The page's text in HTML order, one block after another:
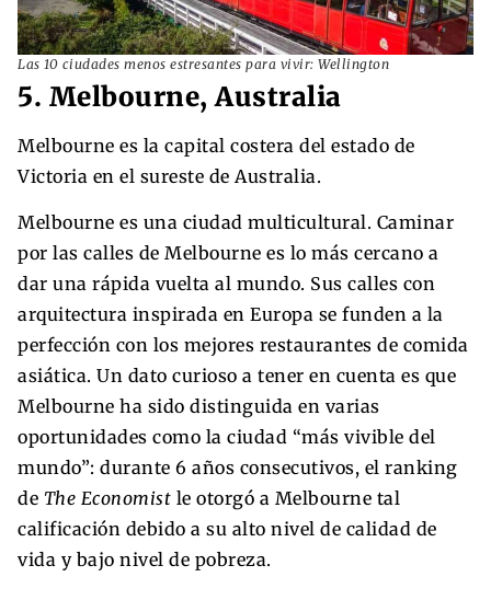
Las 10 ciudades menos estresantes para vivir: Wellington
5. Melbourne, Australia
Melbourne es la capital costera del estado de
Victoria en el sureste de Australia.
Melbourne es una ciudad multicultural. Caminar
por las calles de Melbourne es lo más cercano a
dar una rápida vuelta al mundo. Sus calles con
arquitectura inspirada en Europa se funden a la
perfección con los mejores restaurantes de comida
asiática. Un dato curioso a tener en cuenta es que
Melbourne ha sido distinguida en varias
oportunidades como la ciudad “más vivible del
mundo”: durante 6 años consecutivos, el ranking
de The Economist le otorgó a Melbourne tal
calificación debido a su alto nivel de calidad de
vida y bajo nivel de pobreza.